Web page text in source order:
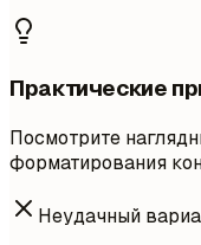
Практические
Посмотрите
форматирования
Неудачный